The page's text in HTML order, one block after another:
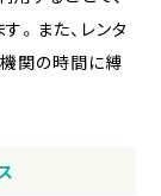
。また、レンタ
関の時間に縛